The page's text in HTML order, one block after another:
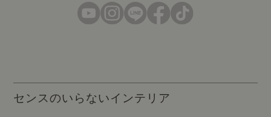
センスのいらないインテリア